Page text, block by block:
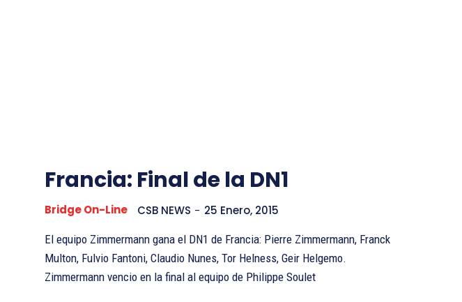
Francia: Final de la DN1
Bridge On-Line CSB NEWS - 25 Enero, 2015
El equipo Zimmermann gana el DN1 de Francia: Pierre Zimmermann, Franck
Multon, Fulvio Fantoni, Claudio Nunes, Tor Helness, Geir Helgemo.
Zimmermann vencio en la final al equipo de Philippe Soulet